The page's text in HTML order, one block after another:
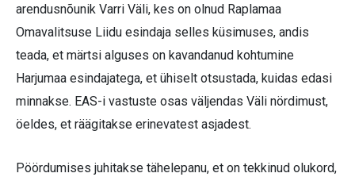
arendusnõunik Varri Väli, kes on olnud Raplamaa
Omavalitsuse Liidu esindaja selles küsimuses, andis
teada, et märtsi alguses on kavandanud kohtumine
Harjumaa esindajatega, et ühiselt otsustada, kuidas edasi
minnakse. EAS-i vastuste osas väljendas Väli nördimust,
öeldes, et räägitakse erinevatest asjadest.
Pöördumises juhitakse tähelepanu, et on tekkinud olukord,